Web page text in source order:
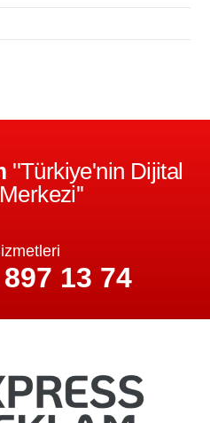
''Türkiye'nin Dijital
13 74